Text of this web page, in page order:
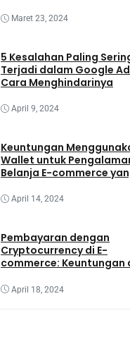
Maret 23, 2024
5 Kesalahan Paling
Terjadi dalam Google
Cara Menghindarinya
April 9, 2024
Keuntungan
Wallet untuk
Belanja E-commerce
April 14, 2024
Pembayaran dengan
Cryptocurrency di E-
commerce: Keuntungan
April 18, 2024